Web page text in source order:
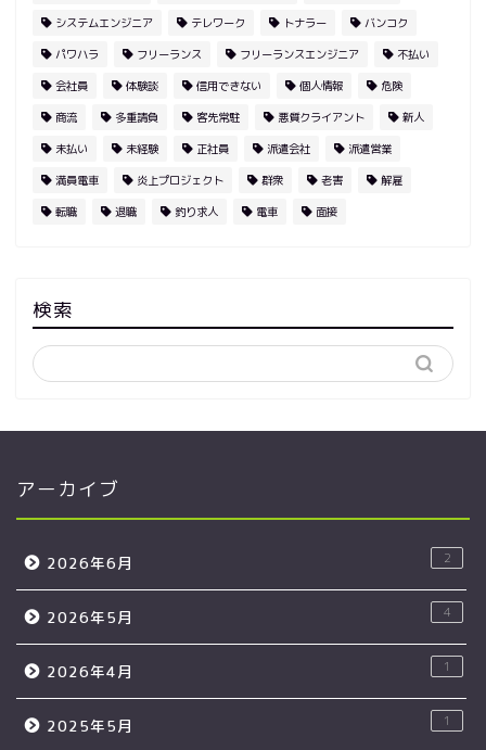
システムエンジニア テレワーク トナラー バンコク
パワハラ フリーランス フリーランスエンジニア 不払い
会社員 体験談 信用できない 個人情報 危険
商流 多重請負 客先常駐 悪質クライアント 新人
未払い 未経験 正社員 派遣会社 派遣営業
満員電車 炎上プロジェクト 群衆 老害 解雇
転職 退職 釣り求人 電車 面接
検索
アーカイブ
2026年6月 2
2026年5月 4
2026年4月 1
2025年5月 1